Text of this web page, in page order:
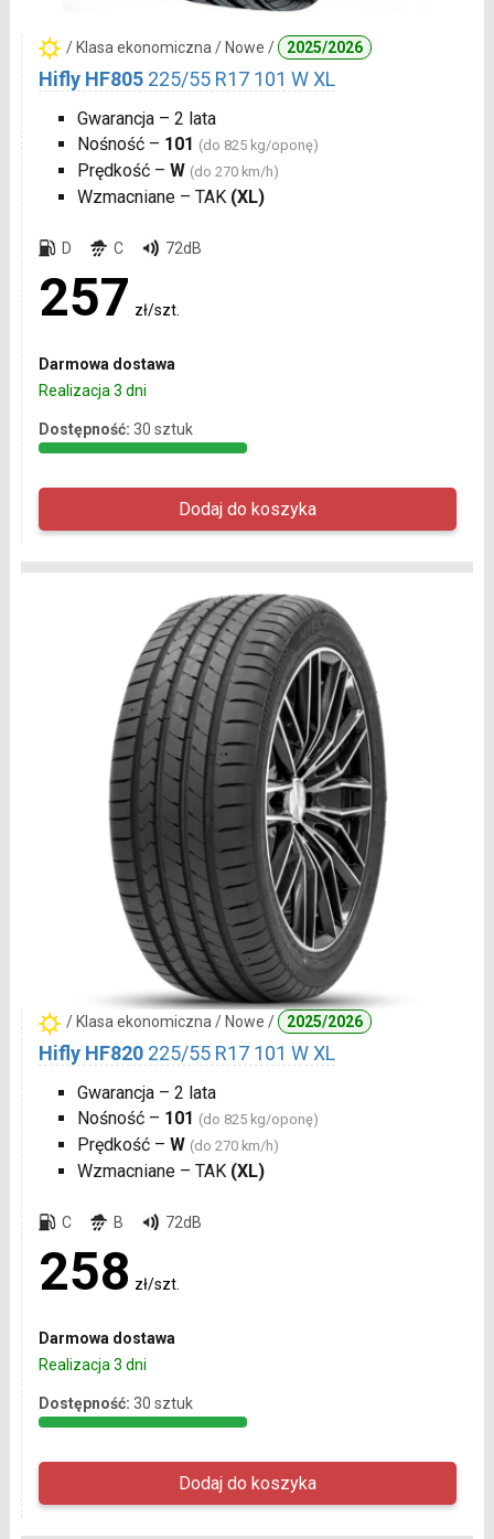
/ Klasa ekonomiczna / Nowe / 2025/2026
Hifly HF805 225/55 R17 101 W XL
Gwarancja – 2 lata
Nośność – 101 (do 825 kg/oponę)
Prędkość – W (do 270 km/h)
Wzmacniane – TAK (XL)
D C 72dB
257 zł/szt.
Darmowa dostawa
Realizacja 3 dni
Dostępność: 30 sztuk
/ Klasa ekonomiczna / Nowe / 2025/2026
Hifly HF820 225/55 R17 101 W XL
Gwarancja – 2 lata
Nośność – 101 (do 825 kg/oponę)
Prędkość – W (do 270 km/h)
Wzmacniane – TAK (XL)
C B 72dB
258 zł/szt.
Darmowa dostawa
Realizacja 3 dni
Dostępność: 30 sztuk